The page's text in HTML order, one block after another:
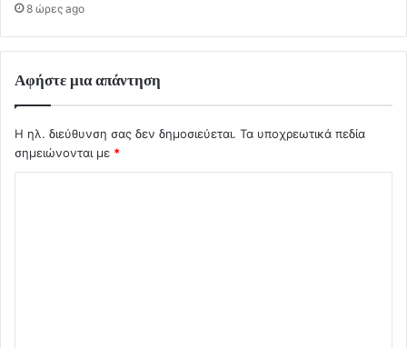
8 ώρες ago
Αφήστε μια απάντηση
Η ηλ. διεύθυνση σας δεν δημοσιεύεται. Τα υποχρεωτικά πεδία
σημειώνονται με *